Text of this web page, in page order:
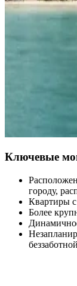
Ключевые
городу,
Квартиры
Более